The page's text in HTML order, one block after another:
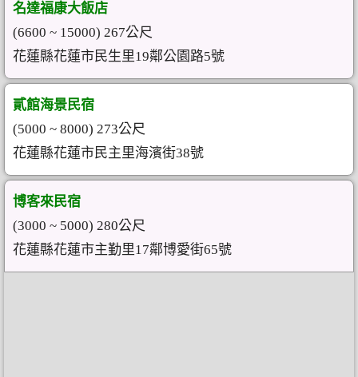
名達福康大飯店
(6600 ~ 15000) 267公尺
花蓮縣花蓮市民生里19鄰公園路5號
貳館海景民宿
(5000 ~ 8000) 273公尺
花蓮縣花蓮市民主里海濱街38號
博客來民宿
(3000 ~ 5000) 280公尺
花蓮縣花蓮市主勤里17鄰博愛街65號